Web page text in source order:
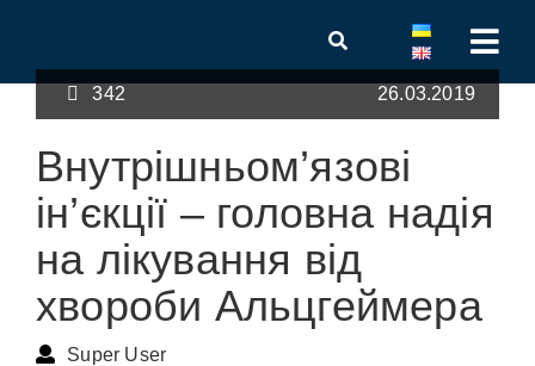
342 26.03.2019
Внутрішньом’язові
ін’єкції – головна надія
на лікування від
хвороби Альцгеймера
Super User